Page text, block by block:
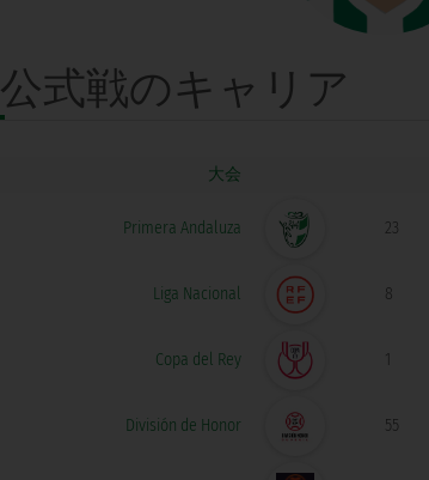
式戦のキャリア
大会
Primera Andaluza 23
Liga Nacional 8
Copa del Rey 1
División de Honor 55